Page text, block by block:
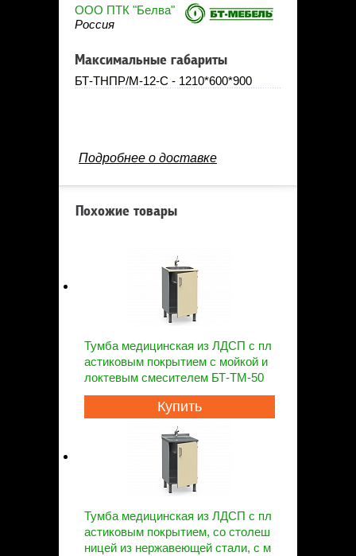
ООО ПТК "Белва"
Россия
Максимальные габариты
БТ-ТНПР/М-12-С - 1210*600*900
Подробнее о доставке
Похожие товары
Тумба медицинская из ЛДСП с пл
астиковым покрытием с мойкой и
локтевым смесителем БТ-ТМ-50
Купить
Тумба медицинская из ЛДСП с пл
астиковым покрытием, со столеш
ницей из нержавеющей стали, с м